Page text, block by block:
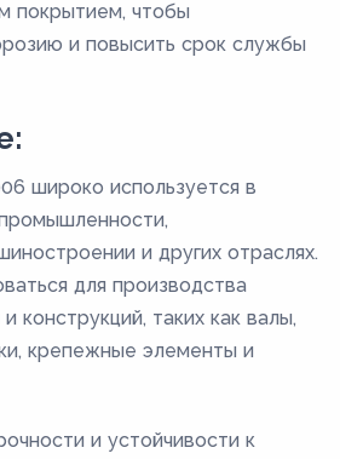
покрытием, чтобы
и повысить срок службы
широко используется в
и других отраслях.
для производства
конструкций, таких как валы,
крепежные элементы и
и устойчивости к